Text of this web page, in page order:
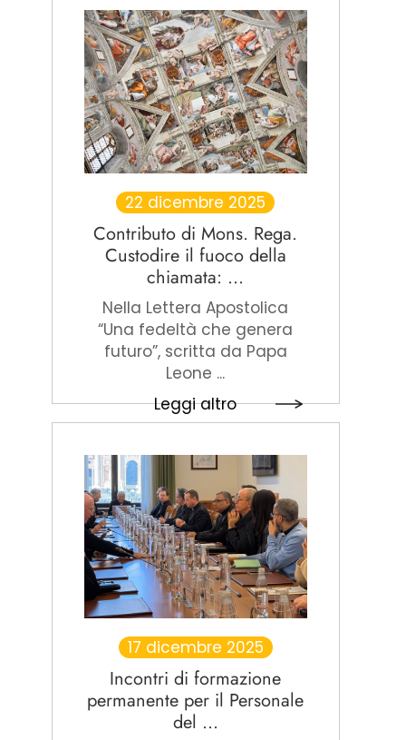
22 dicembre 2025
Contributo di Mons. Rega.
Custodire il fuoco della
chiamata: ...
Nella Lettera Apostolica
“Una fedeltà che genera
futuro”, scritta da Papa
Leone ...
Leggi altro
17 dicembre 2025
Incontri di formazione
permanente per il Personale
del ...